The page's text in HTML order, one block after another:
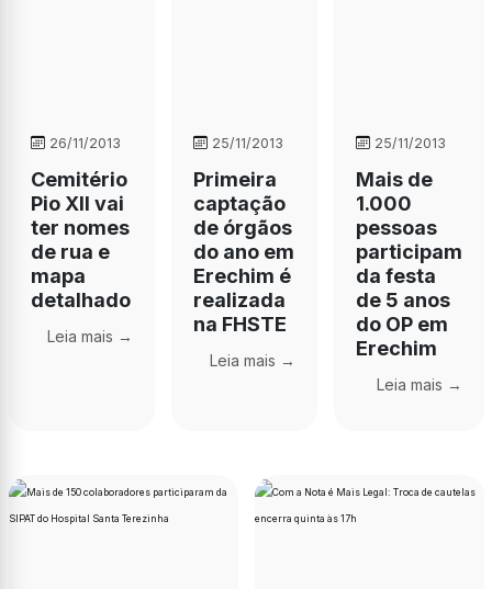
26/11/2013
Cemitério
Pio XII vai
ter nomes
de rua e
mapa
detalhado
Leia mais →
25/11/2013
Primeira
captação
de órgãos
do ano em
Erechim é
realizada
na FHSTE
Leia mais →
25/11/2013
Mais de
1.000
pessoas
participam
da festa
de 5 anos
do OP em
Erechim
Leia mais →